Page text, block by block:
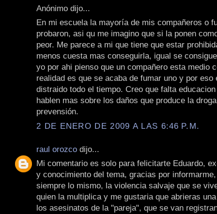
Anónimo dijo...
En mi escuela la mayoría de mis compañeros o
probaron, asi qu me imagino que si la ponen
peor. Me parece a mi que tiene que estar
menos cuesta mas conseguirla, igual se
yo por ahi pienso que un compañero esta medio
realidad es que se acaba de fumar uno y por eso
distraido todo el tiempo. Creo que falta
hablen mas sobre los daños que produce la
prevensión.
2 DE ENERO DE 2009 A LAS 6:46 P.M.
raul orozco dijo...
Mi comentario es solo para felicitarte Eduardo,
y conocimiento del tema, gracias por
siempre lo mismo, la violencia salvaje que se
quien la multiplica y me gustaria que abrieras
los asesinatos de la "pareja", que se van